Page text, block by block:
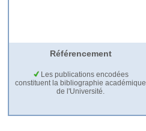
Référencement
Les publications encodées
constituent la bibliographie académique
de l'Université.